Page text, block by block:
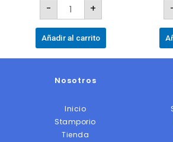
- +
Añadir al carrito
Nosotros
Inicio
Stamporio
Tienda